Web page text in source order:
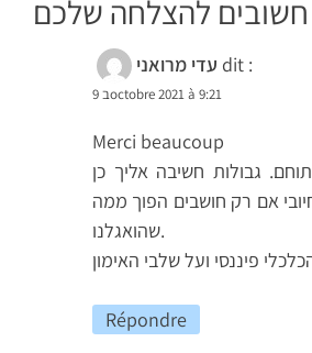
להצלחה שלכם
עדי מרואני dit :
9 בoctobre 2021 à 9:21
Merci beaucoup
גבולות חשיבה אליך כן
אם רק חושבים הפוך ממה
שהואגלנו.
Répondre